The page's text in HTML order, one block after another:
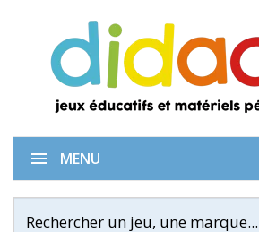
MENU
Blox - set de 4 bases